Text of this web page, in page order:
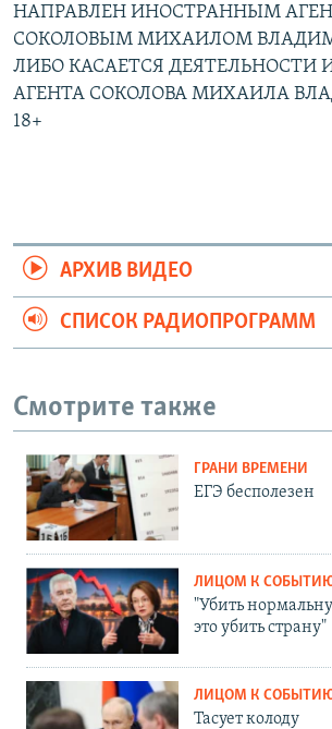
НАПРАВЛЕН ИНОСТРАННЫМ
СОКОЛОВЫМ МИХАИЛОМ
ЛИБО КАСАЕТСЯ ДЕЯТЕЛЬНОСТИ
АГЕНТА СОКОЛОВА МИХАИЛА
18+
АРХИВ ВИДЕО
СПИСОК РАДИОПРОГРАММ
Смотрите также
ГРАНИ ВРЕМЕНИ
ЕГЭ бесполезен
ЛИЦОМ К
"Убить
это убить страну"
ЛИЦОМ К
Тасует колоду